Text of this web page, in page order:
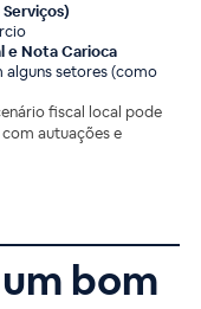
e Nota Carioca
alguns setores (como
fiscal local pode
autuações e
bom